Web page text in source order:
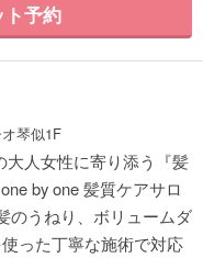
ト予約
琴似1F
大人女性に寄り添う『髪
by one 髪質ケアサロ
のうねり、ボリュームダ
った丁寧な施術で対応